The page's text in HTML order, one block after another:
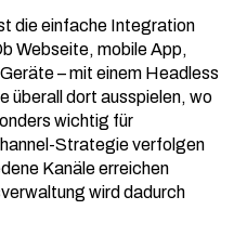
die einfache Integration
Webseite, mobile App,
– mit einem Headless
überall dort ausspielen, wo
wichtig für
Strategie verfolgen
Kanäle erreichen
wird dadurch